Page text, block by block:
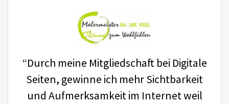
“Durch meine Mitgliedschaft bei Digitale
Seiten, gewinne ich mehr Sichtbarkeit
und Aufmerksamkeit im Internet weil